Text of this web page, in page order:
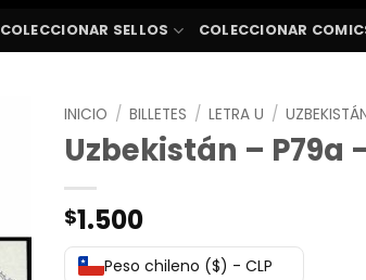
COLECCIONAR SELLOS COLECCIONAR
INICIO / BILLETES / LETRA U /
Uzbekistán – P79a
$1.500
Peso chileno ($) - CLP